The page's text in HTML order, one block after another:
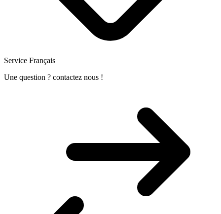
Service Français
Une question ? contactez nous !